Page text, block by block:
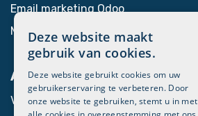
Email marketing Odoo
Marketing automation​
Algemeen
Voor Odoo partners
Deze website maakt
gebruik van cookies.
Deze website gebruikt cookies om uw
gebruikerservaring te verbeteren. Door
onze website te gebruiken, stemt u in met